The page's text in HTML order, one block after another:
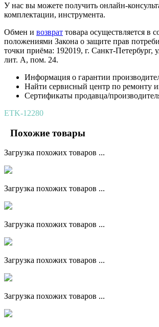
У нас вы можете получить онлайн-
комплектации, инструмента.
Обмен и возврат товара осуществляется в
положениями Закона о защите прав
точки приёма: 192019, г. Санкт-Петербург,
лит. А, пом. 24.
Информация о гарантии
Найти сервисный центр по ремонту
Сертификаты продавца/
ETK-12280
Похожие товары
Загрузка похожих товаров ...
Загрузка похожих товаров ...
Загрузка похожих товаров ...
Загрузка похожих товаров ...
Загрузка похожих товаров ...